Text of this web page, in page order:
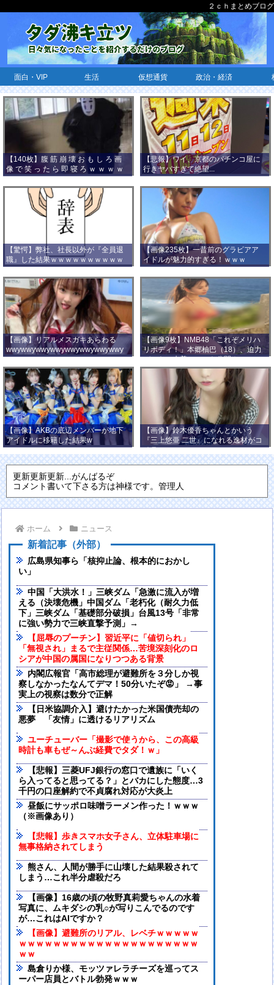
２ｃｈまとめブログ
面白・VIP 生活 仮想通貨 政治・経済
【140枚】腹 筋 崩 壊 お も し ろ 画
像 で 笑 っ た ら 即 寝 ろ ｗ ｗ ｗ ｗ
ｗ ｗ ｗ ｗ ｗ ｗ ｗ ｗ
【悲報】ワイ、京都のパチンコ屋に
行きヤバすぎて絶望...
【驚愕】弊社、社長以外が『全員退
職』した結果ｗｗｗｗｗｗｗｗｗｗ
ｗｗｗ
【画像235枚】一昔前のグラビアア
イドルが魅力的すぎる！ｗｗｗ
【画像】リアルメスガキあらわる
wwywwywwywwywwywwywwywwy
wwy
【画像9枚】NMB48「これぞメリハ
リボディ！」本郷柚巴（18）、迫力
バストの水着ショット公開！
【画像】AKBの底辺メンバーが地下
アイドルに移籍した結果w
【画像】鈴木優香ちゃんとかいう
『三上悠亜 二世』になれる逸材がコ
チラ
更新更新更新...がんばるぞ
コメント書いて下さる方は神様です。管理人
ホーム ニュース
新着記事（外部）
広島県知事ら「核抑止論、根本的におかし
い」
中国「大洪水！」三峡ダム「急激に流入が増
える（決壊危機」中国ダム「老朽化（耐久力低
下」三峡ダム「基礎部分破損」台風13号「非常
に強い勢力で三峡直撃予測」→
【屈辱のプーチン】習近平に「値切られ」
「無視され」まるで主従関係…苦境深刻化のロ
シアが中国の属国になりつつある背景
内閣広報官「高市総理が避難所を３分しか視
察しなかったなんてデマ！50分いたぞ😡」 →事
実上の視察は数分で正解
【日米協調介入】避けたかった米国債売却の
悪夢 「友情」に透けるリアリズム
ユーチューバー「撮影で使うから、この高級
時計も車もぜ～んぶ経費でタダ！ｗ」
【悲報】三菱UFJ銀行の窓口で遺族に「いく
ら入ってると思ってる？」とバカにした態度…3
千円の口座解約で不貞腐れ対応が大炎上
昼飯にサッポロ味噌ラーメン作った！ｗｗｗ
（※画像あり）
【悲報】歩きスマホ女子さん、立体駐車場に
無事格納されてしまう
熊さん、人間が勝手に山壊した結果殺されて
しまう…これ半分虐殺だろ
【画像】16歳の頃の牧野真莉愛ちゃんの水着
写真に、ムキダシの乳○が写りこんでるのです
が…これはAIですか？
【画像】避難所のリアル、レベチｗｗｗｗｗ
ｗｗｗｗｗｗｗｗｗｗｗｗｗｗｗｗｗｗｗｗｗ
ｗｗ
島倉りか様、モッツァレラチーズを巡ってス
ーパー店員とバトル勃発ｗｗｗ